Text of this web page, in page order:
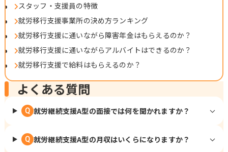
スタッフ・支援員の特徴
就労移行支援事業所の決め方ランキング
就労移行支援に通いながら障害年金はもらえるのか？
就労移行支援に通いながらアルバイトはできるのか？
就労移行支援で給料はもらえるのか？
よくある質問
Q 就労継続支援A型の面接では何を聞かれますか？
Q 就労継続支援A型の月収はいくらになりますか？